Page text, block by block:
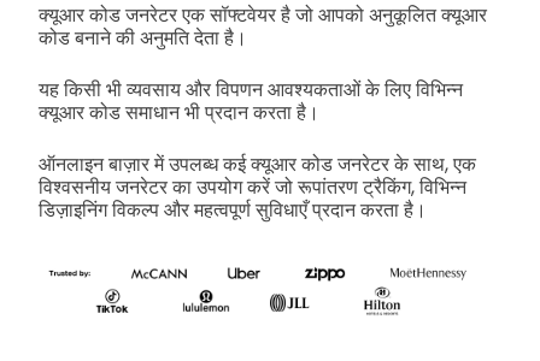
क्यूआर कोड जनरेटर एक सॉफ्टवेयर है जो आपको अनुकूलित क्यूआर
कोड बनाने की अनुमति देता है।
यह किसी भी व्यवसाय और विपणन आवश्यकताओं के लिए विभिन्न
क्यूआर कोड समाधान भी प्रदान करता है।
ऑनलाइन बाज़ार में उपलब्ध कई क्यूआर कोड जनरेटर के साथ, एक
विश्वसनीय जनरेटर का उपयोग करें जो रूपांतरण ट्रैकिंग, विभिन्न
डिज़ाइनिंग विकल्प और महत्वपूर्ण सुविधाएँ प्रदान करता है।